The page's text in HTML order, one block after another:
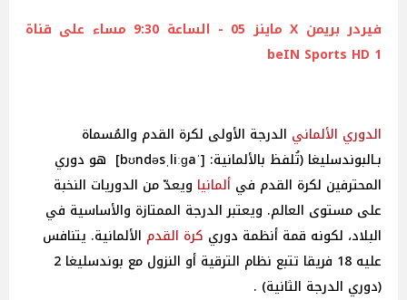
فيردر بريمن X ماينز 05 - الساعة 9:30 مساء على قناة
beIN Sports HD 1
الدوري الألماني الدرجة الأولى لكرة القدم والمُسماة
بـالبوندسليغا (تُلفظ بالألمانية: [ˈbʊndəsˌliːɡa] هو دوري
المحترفين لكرة القدم في ألمانيا ويعدّ من الدوريات النخبة
على مستوى العالم. ويعتبر الدرجة الممتازة والأساسية في
البلاد، لكونه قمة أنظمة دوري كرة القدم الألمانية. يتنافس
عليه 18 فريقا تتبع نظام الترقية أو النزول مع بوندسليغا 2
(دوري الدرجة الثانية) .